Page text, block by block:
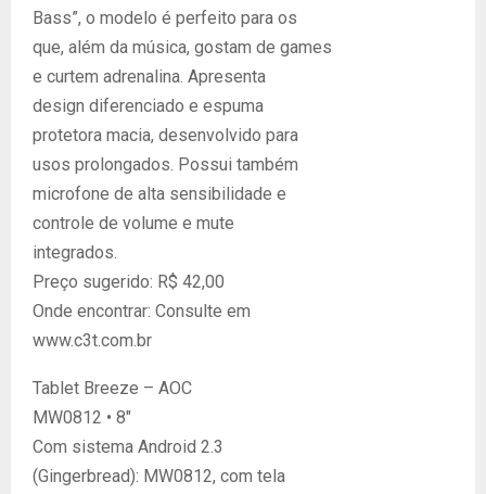
Bass”, o modelo é perfeito para os
que, além da música, gostam de games
e curtem adrenalina. Apresenta
design diferenciado e espuma
protetora macia, desenvolvido para
usos prolongados. Possui também
microfone de alta sensibilidade e
controle de volume e mute
integrados.
Preço sugerido: R$ 42,00
Onde encontrar: Consulte em
www.c3t.com.br
Tablet Breeze – AOC
MW0812 • 8″
Com sistema Android 2.3
(Gingerbread): MW0812, com tela